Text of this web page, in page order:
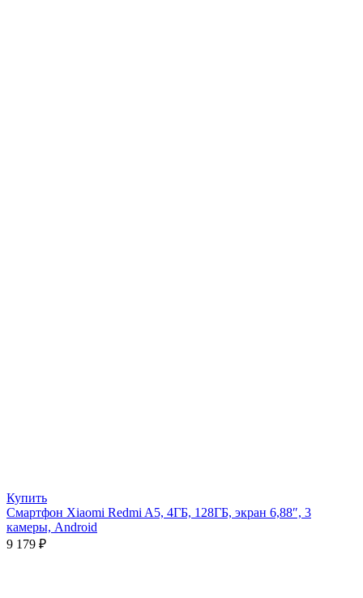
Купить
Смартфон Xiaomi Redmi A5, 4ГБ, 128ГБ, экран 6,88″, 3
камеры, Android
9 179 ₽